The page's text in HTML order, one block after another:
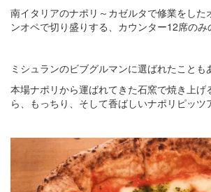
南イタリアのナポリ～カゼルタで修業をした
ンオペで切り盛りする、カウンター12席のみ
ミシュランのビブグルマンに選ばれたことも
本場ナポリから運ばれてきた石窯で焼き上げ
ら、もっちり、そして香ばしいナポリピッツ